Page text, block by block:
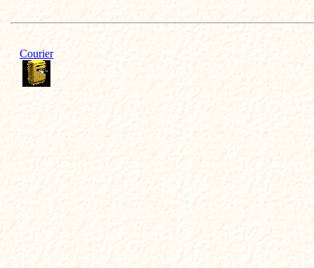
Courier